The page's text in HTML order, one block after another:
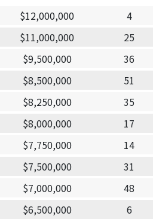
$12,000,000 4
$11,000,000 25
$9,500,000 36
$8,500,000 51
$8,250,000 35
$8,000,000 17
$7,750,000 14
$7,500,000 31
$7,000,000 48
$6,500,000 6